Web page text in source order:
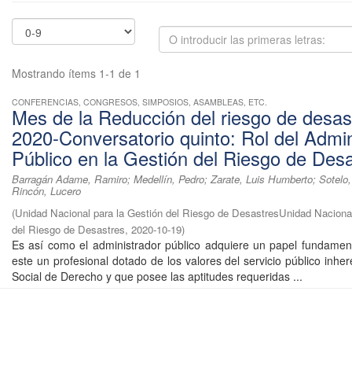
Mostrando ítems 1-1 de 1
CONFERENCIAS, CONGRESOS, SIMPOSIOS, ASAMBLEAS, ETC.
Mes de la Reducción del riesgo de
2020-Conversatorio quinto: Rol del
Público en la Gestión del Riesgo de
Barragán Adame, Ramiro; Medellín, Pedro; Zarate, Luis Humberto;
Rincón, Lucero
(Unidad Nacional para la Gestión del Riesgo de DesastresUnidad
del Riesgo de Desastres, 2020-10-19)
Es así como el administrador público adquiere un papel
este un profesional dotado de los valores del servicio público
Social de Derecho y que posee las aptitudes requeridas ...